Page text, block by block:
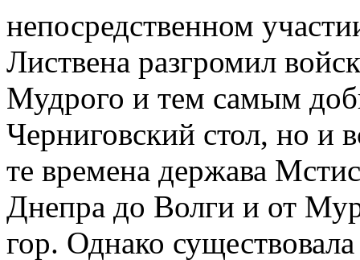
непосредственном
Листвена разгромил
Мудрого и тем самым
Черниговский стол, но и
те времена держава
Днепра до Волги и от
гор. Однако